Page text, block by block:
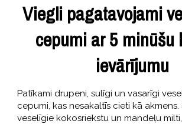
Viegli pagatavojami
cepumi ar 5 minūšu
ievārījumu
Patīkami drupeni, sulīgi un vasarīgi
cepumi, kas nesakaltīs cieti kā akmens.
veselīgie kokosriekstu un mandeļu